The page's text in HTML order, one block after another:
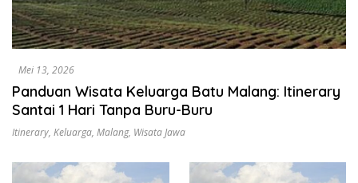
Mei 13, 2026
Panduan Wisata Keluarga Batu Malang: Itinerary
Santai 1 Hari Tanpa Buru-Buru
Itinerary, Keluarga, Malang, Wisata Jawa